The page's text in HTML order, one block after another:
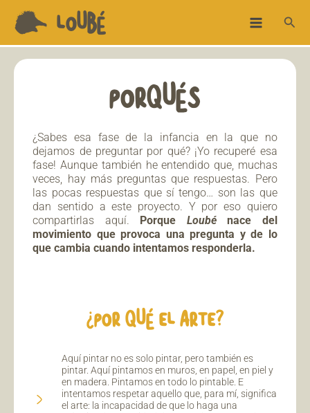
contenido
LOUBÉ
PORQUÉS
¿Sabes esa fase de la infancia en la que no
dejamos de preguntar por qué? ¡Yo recuperé esa
fase! Aunque también he entendido que, muchas
veces, hay más preguntas que respuestas. Pero
las pocas respuestas que sí tengo… son las que
dan sentido a este proyecto. Y por eso quiero
compartirlas aquí. Porque Loubénace del
movimiento que provoca una pregunta y de lo
que cambia cuando intentamos responderla.
¿POR QUÉ EL ARTE?
Aquí pintar no es solo pintar, pero también es
pintar. Aquí pintamos en muros, en papel, en piel y
en madera. Pintamos en todo lo pintable. E
intentamos respetar aquello que, para mí, significa
el arte: la incapacidad de que lo haga una